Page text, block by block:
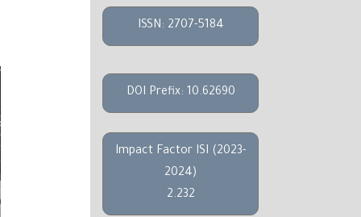
ISSN: 2707-5184
DOI Prefix: 10.62690
Impact Factor ISI (2023-
2024)
2.232